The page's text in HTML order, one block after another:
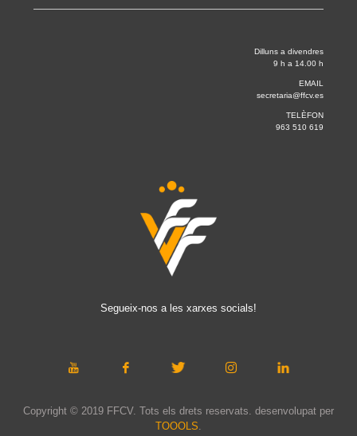
Dilluns a divendres
9 h a 14.00 h
EMAIL
secretaria@ffcv.es
TELÈFON
963 510 619
Segueix-nos a les xarxes socials!
Copyright © 2019 FFCV. Tots els drets reservats. desenvolupat per
TOOOLS.